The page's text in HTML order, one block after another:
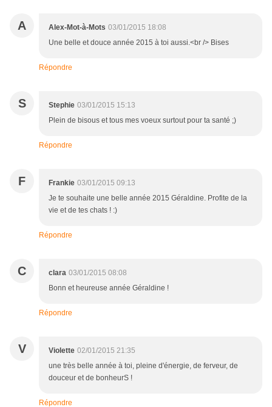
A Alex-Mot-à-Mots 03/01/2015 18:08
Une belle et douce année 2015 à toi aussi.<br /> Bises
Répondre
S Stephie 03/01/2015 15:13
Plein de bisous et tous mes voeux surtout pour ta santé ;)
Répondre
F Frankie 03/01/2015 09:13
Je te souhaite une belle année 2015 Géraldine. Profite de la
vie et de tes chats ! :)
Répondre
C clara 03/01/2015 08:08
Bonn et heureuse année Géraldine !
Répondre
V Violette 02/01/2015 21:35
une très belle année à toi, pleine d'énergie, de ferveur, de
douceur et de bonheurS !
Répondre